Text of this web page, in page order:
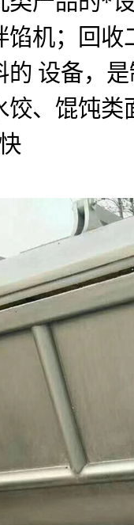
馅机；回
设备，
、馄饨